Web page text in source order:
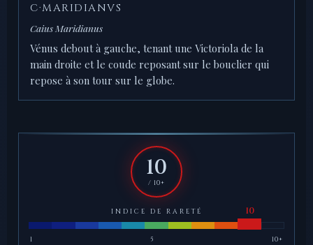
C·MARIDIANVS
Caius Maridianus
Vénus debout à gauche, tenant une Victoriola de la
main droite et le coude reposant sur le bouclier qui
repose à son tour sur le globe.
10
/ 10+
INDICE DE RARETÉ
1 5 10+